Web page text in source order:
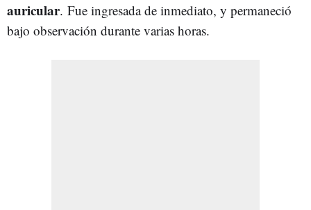
auricular. Fue ingresada de inmediato, y permaneció
bajo observación durante varias horas.